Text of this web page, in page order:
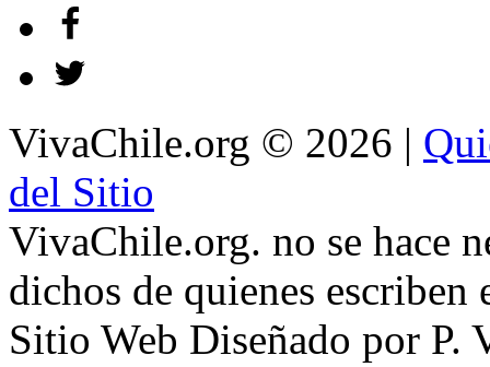
VivaChile.org © 2026 |
del Sitio
VivaChile.org. no se hace
dichos de quienes escriben
Sitio Web Diseñado por